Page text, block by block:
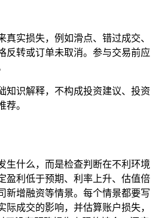
真实损失，例如滑点、错过成交、
反转或订单未取消。参与交易前应
知识解释，不构成投资建议、投资
荐。
生什么，而是检查判断在不利环境
盈利低于预期、利率上升、估值倍
新增融资等情景。每个情景都要写
际成交的影响，并估算账户损失，